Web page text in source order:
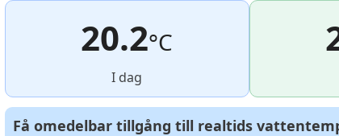
20.2°C
I dag
Få omedelbar tillgång till realtids